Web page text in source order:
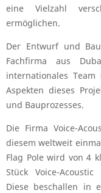
eine Vielzahl
ermöglichen.
Der Entwurf und
Fachfirma aus
internationales
Aspekten dieses
und Bauprozesses.
Die Firma Voice-
diesem weltweit
Flag Pole wird von 4
Stück Voice-
Diese beschallen in